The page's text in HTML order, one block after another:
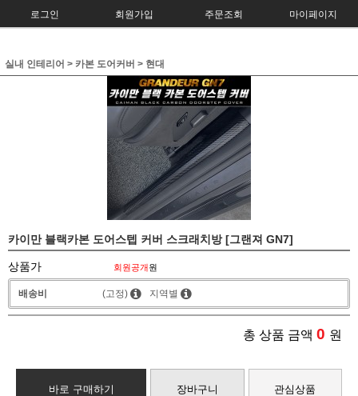
로그인 회원가입 주문조회 마이페이지
실내 인테리어 > 카본 도어커버 > 현대
카이만 블랙카본 도어스텝 커버 스크래치방 [그랜져 GN7]
상품가 회원공개원
배송비 (고정) 지역별
총 상품 금액 0 원
바로 구매하기 장바구니 관심상품